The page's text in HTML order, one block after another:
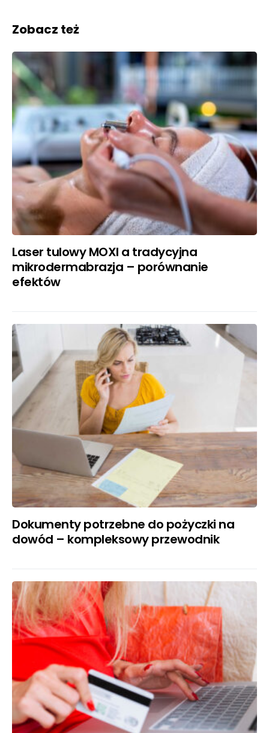
Zobacz też
Laser tulowy MOXI a tradycyjna
mikrodermabrazja – porównanie
efektów
Dokumenty potrzebne do pożyczki na
dowód – kompleksowy przewodnik